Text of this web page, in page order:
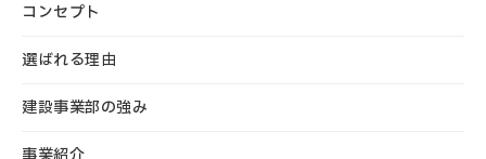
コンセプト
選ばれる理由
建設事業部の強み